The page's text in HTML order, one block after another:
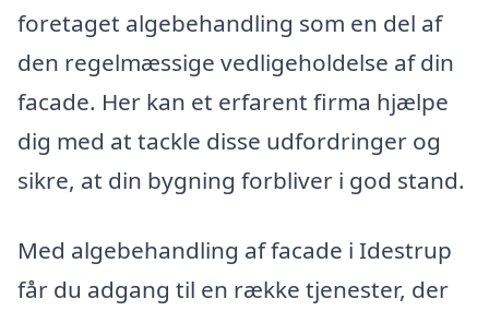
foretaget algebehandling som en del af
den regelmæssige vedligeholdelse af din
facade. Her kan et erfarent firma hjælpe
dig med at tackle disse udfordringer og
sikre, at din bygning forbliver i god stand.
Med algebehandling af facade i Idestrup
får du adgang til en række tjenester, der